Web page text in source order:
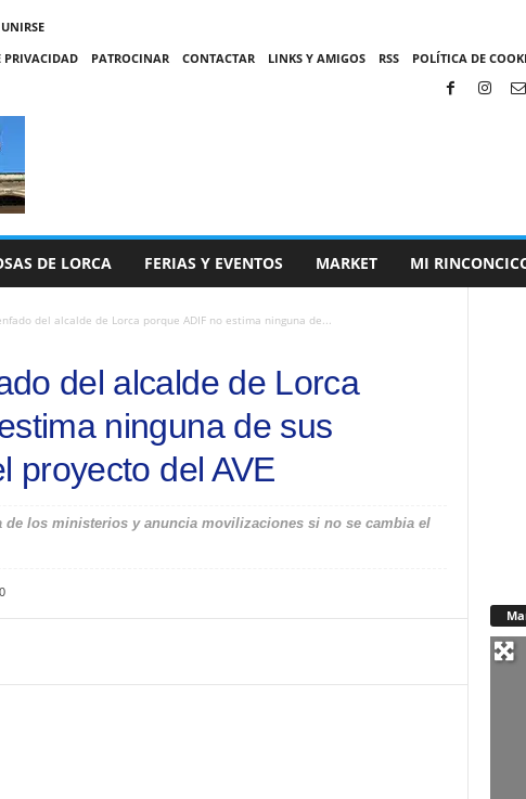
PRIVACIDAD PATROCINAR CONTACTAR LINKS Y AMIGOS RSS POLÍTICA DE
DE LORCA FERIAS Y EVENTOS MARKET MI
del alcalde de Lorca porque ADIF no estima ninguna de...
del alcalde de Lorca
ninguna de sus
proyecto del AVE
los ministerios y anuncia movilizaciones si no se cambia el
0